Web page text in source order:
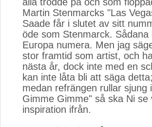
Martin Stenmarcks "Las
Saade får i slutet av sitt
öde som Stenmarck.
Europa numera. Men jag
stor framtid som artist, och
nästa år, dock inte med en
kan inte låta bli att säga
medan refrängen rullar sjung
Gimme Gimme" så ska Ni
inspiration ifrån.